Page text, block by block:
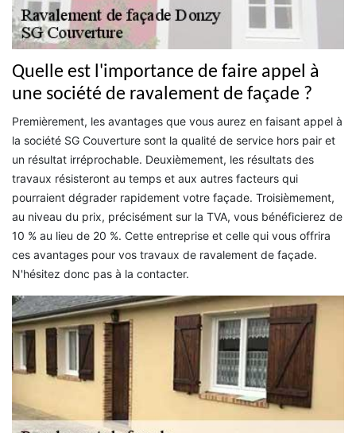
Quelle est l'importance de faire appel à
une société de ravalement de façade ?
Premièrement, les avantages que vous aurez en faisant appel à
la société SG Couverture sont la qualité de service hors pair et
un résultat irréprochable. Deuxièmement, les résultats des
travaux résisteront au temps et aux autres facteurs qui
pourraient dégrader rapidement votre façade. Troisièmement,
au niveau du prix, précisément sur la TVA, vous bénéficierez de
10 % au lieu de 20 %. Cette entreprise et celle qui vous offrira
ces avantages pour vos travaux de ravalement de façade.
N'hésitez donc pas à la contacter.